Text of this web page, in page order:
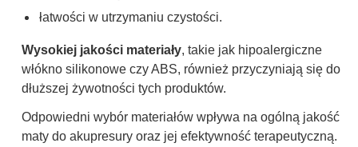
łatwości w utrzymaniu czystości.
Wysokiej jakości materiały, takie jak hipoalergiczne
włókno silikonowe czy ABS, również przyczyniają się do
dłuższej żywotności tych produktów.
Odpowiedni wybór materiałów wpływa na ogólną jakość
maty do akupresury oraz jej efektywność terapeutyczną.